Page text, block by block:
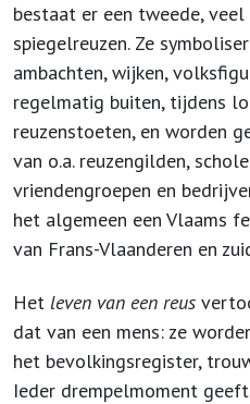
bestaat er een tweede,
spiegelreuzen. Ze
ambachten, wijken,
regelmatig buiten, tijdens
reuzenstoeten, en worden
van o.a. reuzengilden,
vriendengroepen en
het algemeen een Vlaams
van Frans-Vlaanderen en
Het leven van een reus
dat van een mens: ze
het bevolkingsregister,
Ieder drempelmoment